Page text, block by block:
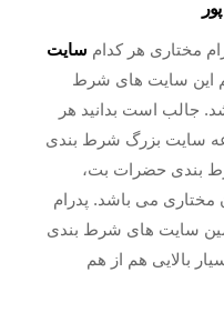
مختاری هر کدام سایت
این سایت های شرط
جالب است بدانید هر
سایت بزرگ شرط بندی
بندی حضرات بت،
مختاری می باشد. پدرام
سایت های شرط بندی
بالایی هم از هم